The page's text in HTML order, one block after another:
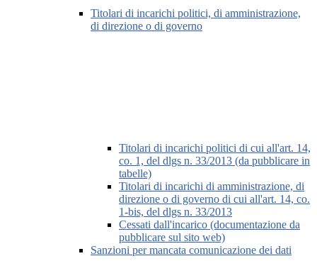
Titolari di incarichi politici, di amministrazione,
di direzione o di governo
Titolari di incarichi politici di cui all'art. 14,
co. 1, del dlgs n. 33/2013 (da pubblicare in
tabelle)
Titolari di incarichi di amministrazione, di
direzione o di governo di cui all'art. 14, co.
1-bis, del dlgs n. 33/2013
Cessati dall'incarico (documentazione da
pubblicare sul sito web)
Sanzioni per mancata comunicazione dei dati